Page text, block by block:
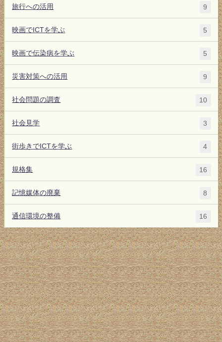
旅行への活用 9
映画でICTを学ぶ 5
映画で伝染病を学ぶ 5
災害対策への活用 9
社会問題の調査 10
社会見学 3
街歩きでICTを学ぶ 4
規格集 16
記憶媒体の廃棄 8
通信環境の整備 16